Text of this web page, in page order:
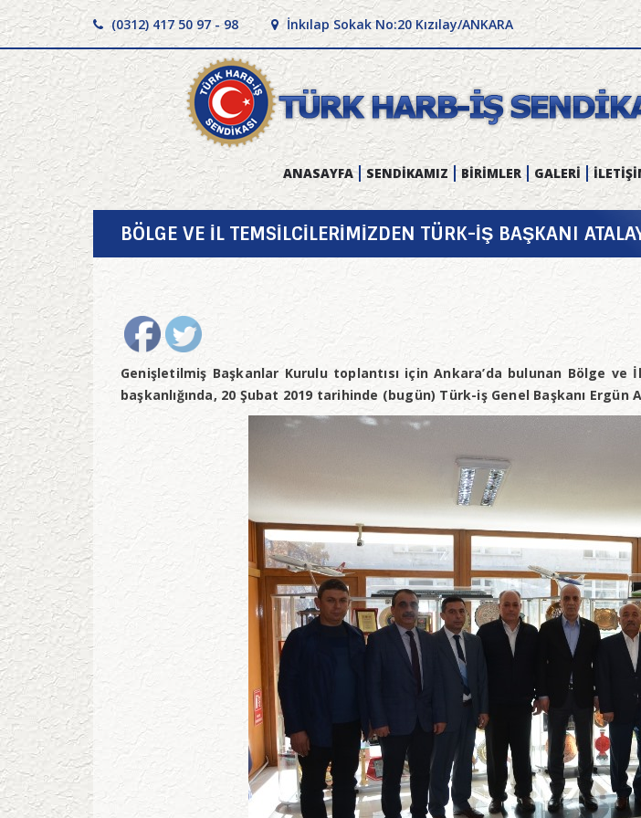
(0312) 417 50 97 - 98 İnkılap Sokak No:20 Kızılay/ANKARA
ANASAYFA SENDİKAMIZ BİRİMLER GALERİ
BÖLGE VE İL TEMSİLCİLERİMİZDEN TÜRK-İŞ BAŞKANI
Genişletilmiş Başkanlar Kurulu toplantısı için Ankara’da bulunan Bölge ve
başkanlığında, 20 Şubat 2019 tarihinde (bugün) Türk-iş Genel Başkanı Ergün